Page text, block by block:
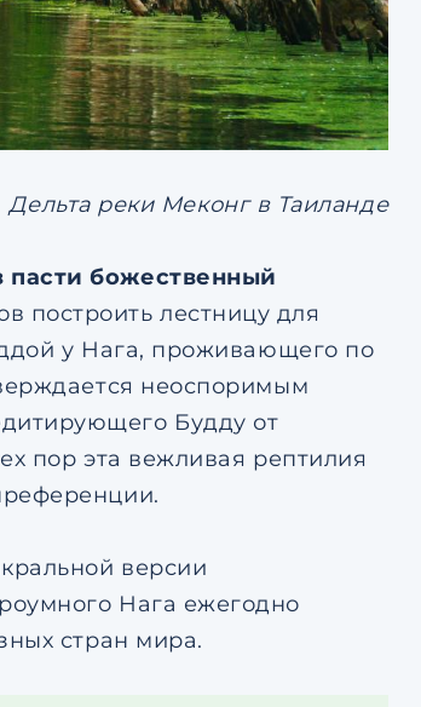
Дельта реки Меконг в Таиланде
пасти божественный
лестницу для
у Нага, проживающего по
неоспоримым
Будду от
пор эта вежливая рептилия
версии
Нага ежегодно
стран мира.